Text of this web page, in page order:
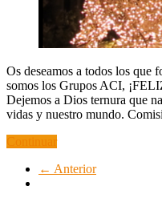
Os deseamos a todos los que
somos los Grupos ACI,
Dejemos a Dios ternura que
vidas y nuestro mundo.
← Anterior